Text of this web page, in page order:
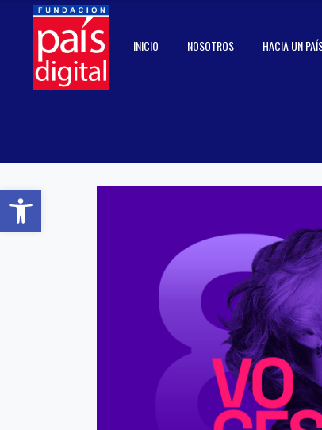
Abrir barra de herramientas
INICIO NOSOTROS HACIA UN